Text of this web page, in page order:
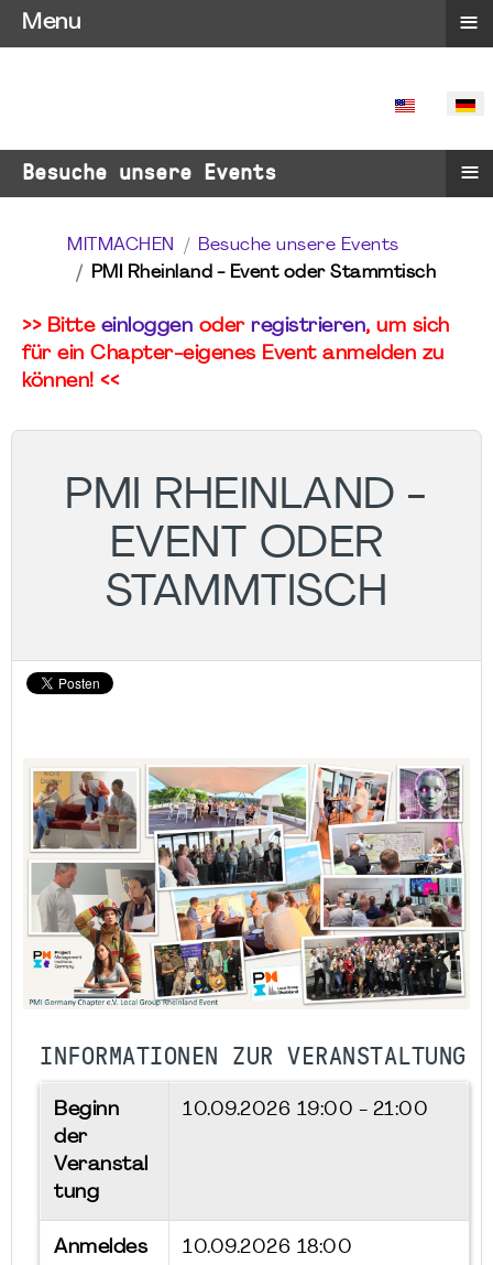
SPRACHE
Besuche unsere Events ≡
MITMACHEN
Besuche unsere Events
PMI Rheinland - Event oder Stammtisch
>> Bitte einloggen oder registrieren, um sich
für ein Chapter-eigenes Event anmelden zu
können! <<
PMI RHEINLAND -
EVENT ODER
STAMMTISCH
INFORMATIONEN ZUR VERANSTALTUNG
Beginn
der
Veranstal
tung
10.09.2026 19:00 - 21:00
Anmeldes
10.09.2026 18:00
Menu ≡